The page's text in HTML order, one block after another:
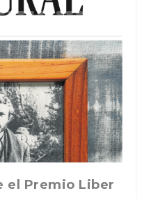
del espacio en
el Premio Liber